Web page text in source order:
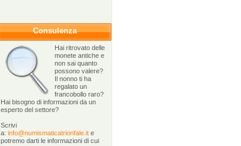
Consulenza
Hai ritrovato delle
monete antiche e
non sai quanto
possono valere?
Il nonno ti ha
regalato un
francobollo raro?
Hai bisogno di informazioni da un
esperto del settore?
Scrivi
a: info@numismaticatrionfale.it e
potremo darti le informazioni di cui